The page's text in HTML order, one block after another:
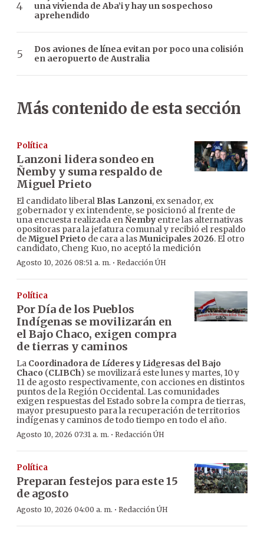
una vivienda de Aba’i y hay un sospechoso
aprehendido
Dos aviones de línea evitan por poco una colisión
en aeropuerto de Australia
Más contenido de esta sección
Política
Lanzoni lidera sondeo en
Ñemby y suma respaldo de
Miguel Prieto
El candidato liberal Blas Lanzoni, ex senador, ex
gobernador y ex intendente, se posicionó al frente de
una encuesta realizada enÑemby entre las alternativas
opositoras para la jefatura comunal y recibió el respaldo
deMiguel Prieto de cara a lasMunicipales 2026. El otro
candidato, Cheng Kuo, no aceptó la medición
Agosto 10, 2026 08:51 a. m. · Redacción ÚH
Política
Por Día de los Pueblos
Indígenas se movilizarán en
el Bajo Chaco, exigen compra
de tierras y caminos
La Coordinadora de Líderes y Lideresas del Bajo
Chaco (CLIBCh) se movilizará este lunes y martes, 10 y
11 de agosto respectivamente, con acciones en distintos
puntos de la Región Occidental. Las comunidades
exigen respuestas del Estado sobre la compra de tierras,
mayor presupuesto para la recuperación de territorios
indígenas y caminos de todo tiempo en todo el año.
Agosto 10, 2026 07:31 a. m. · Redacción ÚH
Política
Preparan festejos para este 15
de agosto
Agosto 10, 2026 04:00 a. m. · Redacción ÚH